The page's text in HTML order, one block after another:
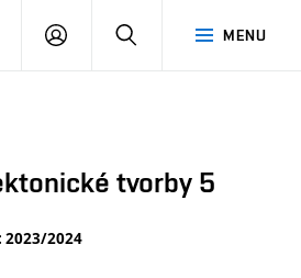
MENU
PŘIHLÁSIT
tvorby 5
2023/2024